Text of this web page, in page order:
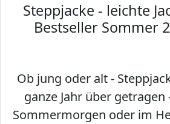
Steppjacke - leichte
Bestseller Sommer
Ob jung oder alt -
ganze Jahr über
Sommermorgen oder im